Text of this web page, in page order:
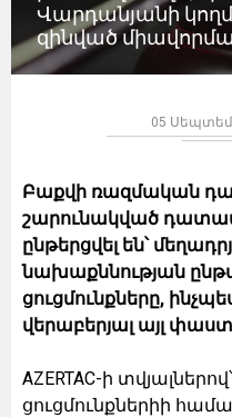
Վարդանյանի
զինված
05
Բաքվի ռազմական
շարունակված
ընթերցվել են՝
նախաքննության
ցուցմունքները,
վերաբերյալ այլ
AZERTAC-ի
ցուցմունքներիի